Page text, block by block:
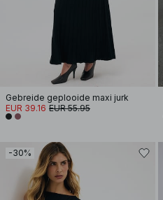
Gebreide geplooide maxi jurk
EUR 39.16 EUR 55.95
-30%